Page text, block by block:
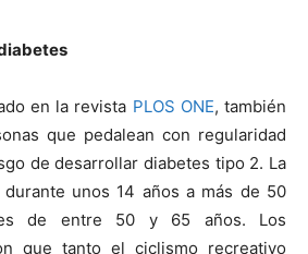
en la revista PLOS ONE, también
que pedalean con regularidad
de desarrollar diabetes tipo 2. La
unos 14 años a más de 50
de entre 50 y 65 años. Los
que tanto el ciclismo recreativo